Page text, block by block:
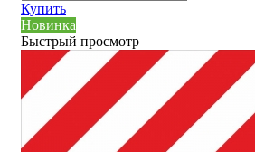
Купить
Новинка
Быстрый просмотр